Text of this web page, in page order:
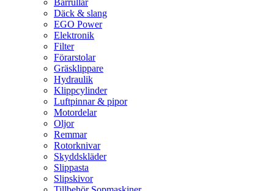
Bärrullar
Däck & slang
EGO Power
Elektronik
Filter
Förarstolar
Gräsklippare
Hydraulik
Klippcylinder
Luftpinnar & pipor
Motordelar
Oljor
Remmar
Rotorknivar
Skyddskläder
Slippasta
Slipskivor